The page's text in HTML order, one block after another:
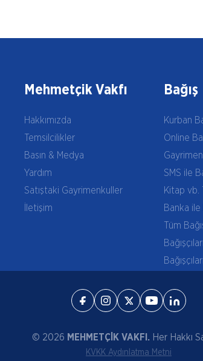
Mehmetçik Vakfı
Hakkımızda
Temsilcilikler
Basın & Medya
Yardım
Satıştaki Gayrimenkuller
İletişim
Bağış
Kurban
Online
SMS ile
Kitap vb.
Banka ile
Tüm
© 2026 MEHMETÇİK VAKFI. Her Hakkı
KVKK Aydınlatma Metni